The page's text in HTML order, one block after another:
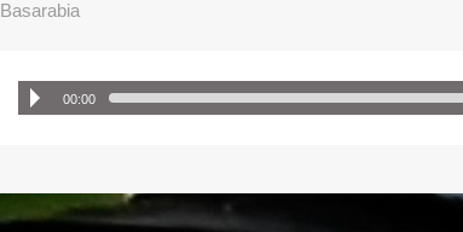
Basarabia
00:00